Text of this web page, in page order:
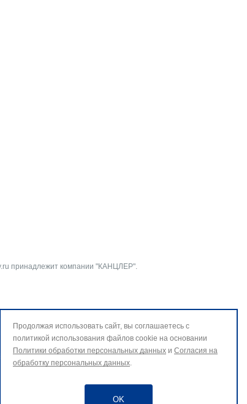
принадлежит компании "КАНЦЛЕР".
г. № 152-ФЗ «О персональных данных».
данных и использование файлов cookie. В случае
.
Продолжая использовать сайт, вы соглашаетесь с
политикой использования файлов cookie на основании
Политики обработки персональных данных и Согласия на
обработку персональных данных.
OK